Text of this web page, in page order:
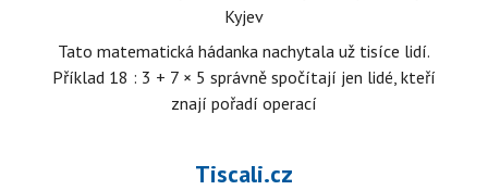
Kyjev
Tato matematická hádanka nachytala už tisíce lidí.
Příklad 18 : 3 + 7 × 5 správně spočítají jen lidé, kteří
znají pořadí operací
Tiscali.cz